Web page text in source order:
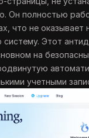
Он полностью
что не оказывает
Этот
на
учетными